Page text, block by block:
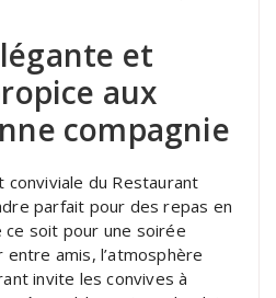
et
aux
compagnie
conviviale du Restaurant
parfait pour des repas en
ce soit pour une soirée
amis, l’atmosphère
invite les convives à